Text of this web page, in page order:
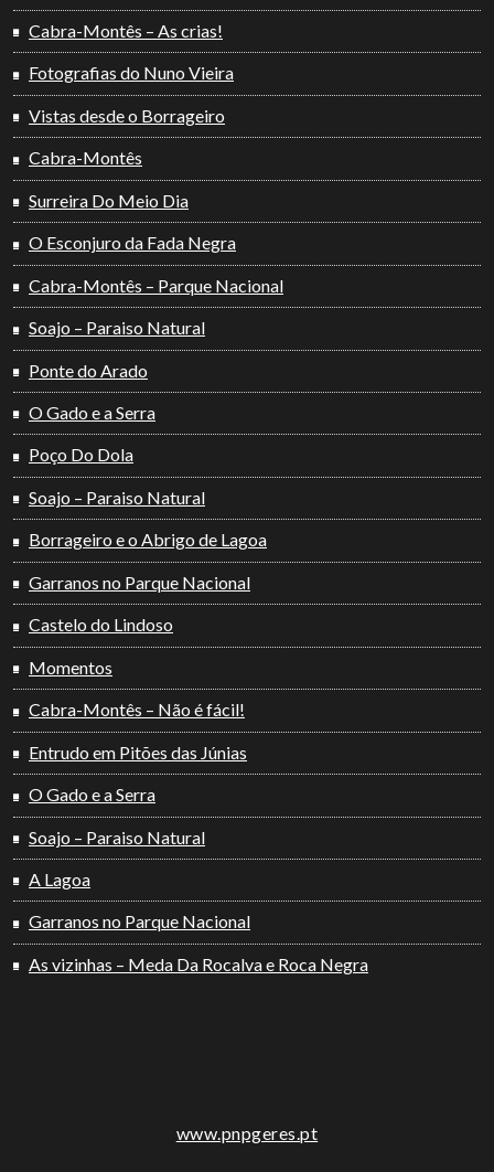
Cabra-Montês – As crias!
Fotografias do Nuno Vieira
Vistas desde o Borrageiro
Cabra-Montês
Surreira Do Meio Dia
O Esconjuro da Fada Negra
Cabra-Montês – Parque Nacional
Soajo – Paraiso Natural
Ponte do Arado
O Gado e a Serra
Poço Do Dola
Soajo – Paraiso Natural
Borrageiro e o Abrigo de Lagoa
Garranos no Parque Nacional
Castelo do Lindoso
Momentos
Cabra-Montês – Não é fácil!
Entrudo em Pitões das Júnias
O Gado e a Serra
Soajo – Paraiso Natural
A Lagoa
Garranos no Parque Nacional
As vizinhas – Meda Da Rocalva e Roca Negra
www.pnpgeres.pt